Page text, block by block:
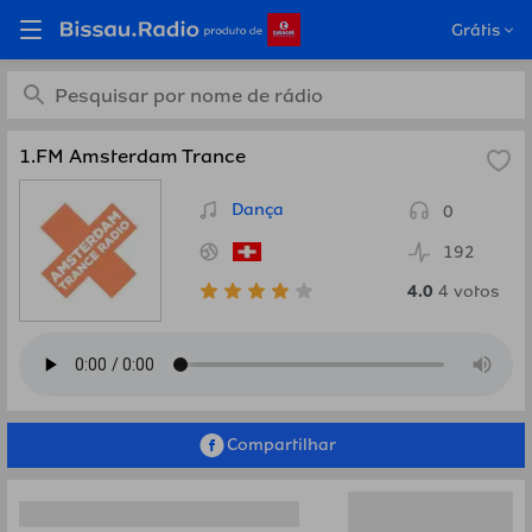
Grátis
Ouça 1.FM Amsterdam
Trance, Suíço em
Bissau.Radio
1.FM Amsterdam Trance
Dança
0
192
4.0 4 votos
Compartilhar